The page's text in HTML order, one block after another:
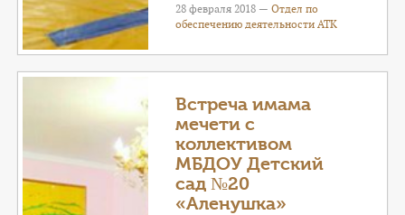
28 февраля 2018 —Отдел по
обеспечению деятельности АТК
Встреча имама
мечети с
коллективом
МБДОУ Детский
сад №20
«Аленушка»